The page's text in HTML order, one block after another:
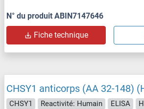
N° du produit ABIN7147646
Fiche technique
CHSY1 anticorps (AA 32-148)
CHSY1 Reactivité: Humain ELISA